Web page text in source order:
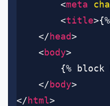
		<
meta
		<
title
	</
head>
	<
body>
{%
	</
body>
</html>